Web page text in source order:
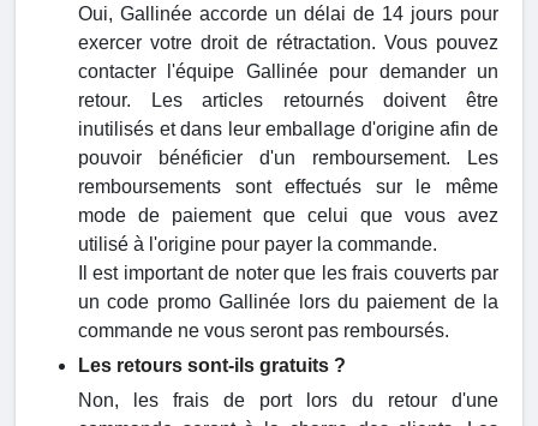
Oui, Gallinée accorde un délai de 14 jours pour
exercer votre droit de rétractation. Vous pouvez
contacter l'équipe Gallinée pour demander un
retour. Les articles retournés doivent être
inutilisés et dans leur emballage d'origine afin de
pouvoir bénéficier d'un remboursement. Les
remboursements sont effectués sur le même
mode de paiement que celui que vous avez
utilisé à l'origine pour payer la commande.
Il est important de noter que les frais couverts par
un code promo Gallinée lors du paiement de la
commande ne vous seront pas remboursés.
Les retours sont-ils gratuits ?
Non, les frais de port lors du retour d'une